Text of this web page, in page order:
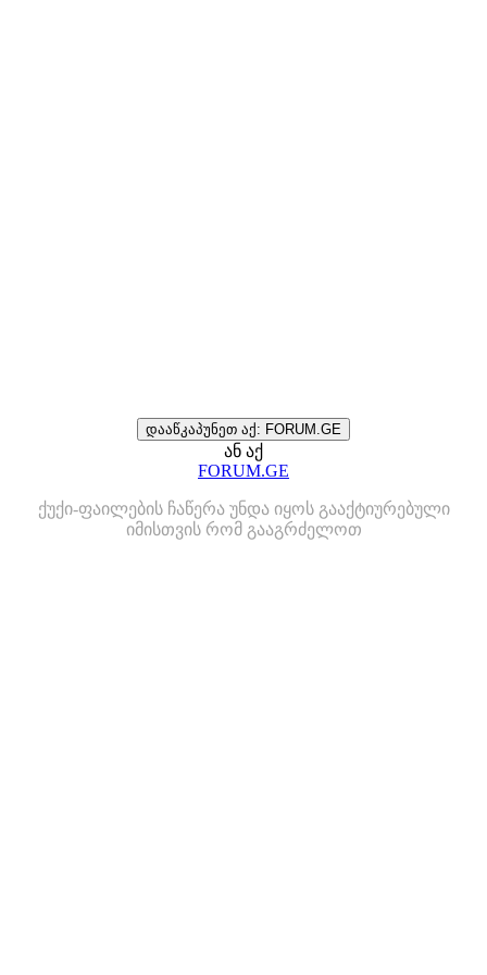
დააწკაპუნეთ აქ: FORUM.GE
ან აქ
FORUM.GE
ქუქი-ფაილების ჩაწერა უნდა იყოს გააქტიურებული
იმისთვის რომ გააგრძელოთ